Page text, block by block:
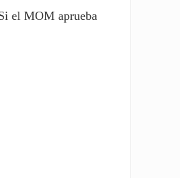
el MOM aprueba